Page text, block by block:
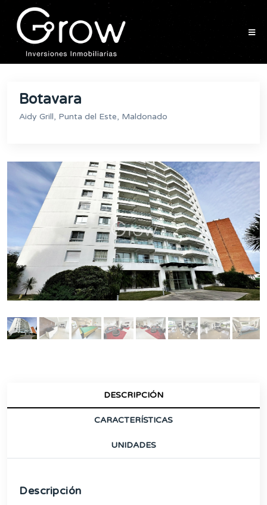
Botavara
Aidy Grill, Punta del Este, Maldonado
DESCRIPCIÓN
CARACTERÍSTICAS
UNIDADES
Descripción